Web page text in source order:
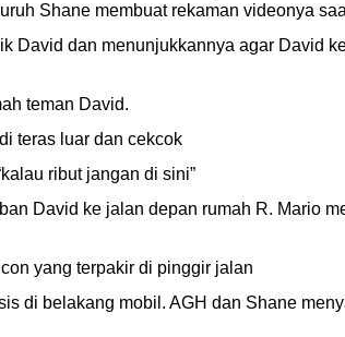
Shane membuat rekaman videonya
David dan menunjukkannya agar David
teman David.
teras luar dan cekcok
ribut jangan di sini”
David ke jalan depan rumah R. Mario
yang terpakir di pinggir jalan
di belakang mobil. AGH dan Shane